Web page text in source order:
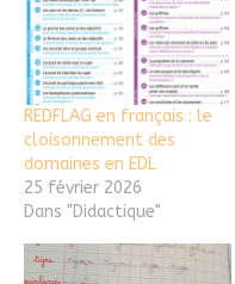
REDFLAG en français : le
cloisonnement des
domaines en EDL
25 février 2026
Dans "Didactique"